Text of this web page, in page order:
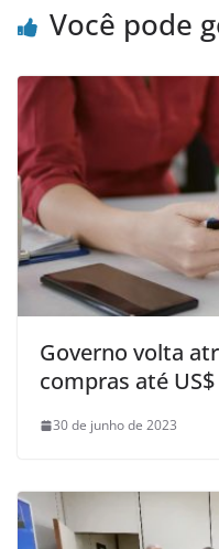
Você pode
Governo volta
compras até US$
30 de junho de 2023